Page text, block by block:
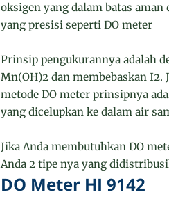
oksigen yang dalam batas
yang presisi seperti DO meter
Prinsip pengukurannya adalah
Mn(OH)2 dan membebaskan I2.
metode DO meter prinsipnya
yang dicelupkan ke dalam air
Jika Anda membutuhkan DO
Anda 2 tipe nya yang
DO Meter HI 9142